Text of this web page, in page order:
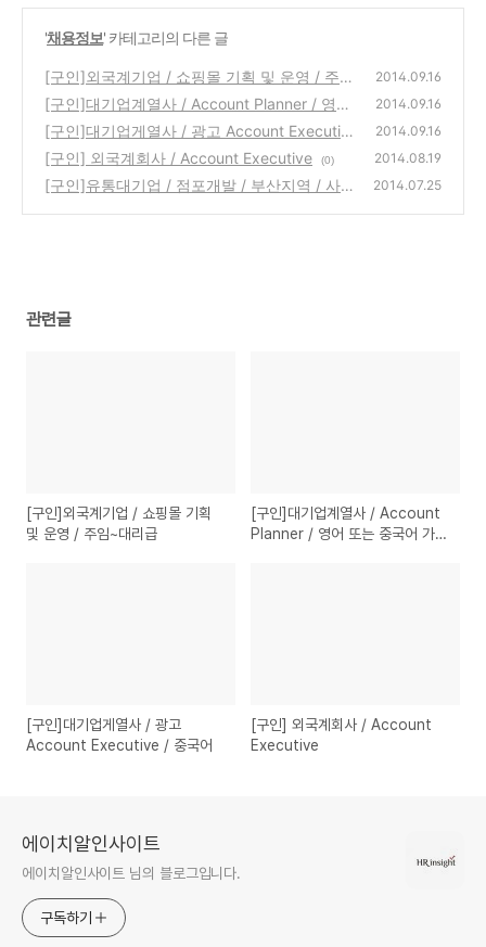
'채용정보' 카테고리의 다른 글
[구인]외국계기업 / 쇼핑몰 기획 및 운영 / 주임
~대리급
(0)
2014.09.16
[구인]대기업계열사 / Account Planner / 영어
또는 중국어 가능자
(0)
2014.09.16
[구인]대기업게열사 / 광고 Account Executiv
e / 중국어
(0)
2014.09.16
[구인] 외국계회사 / Account Executive (0) 2014.08.19
[구인]유통대기업 / 점포개발 / 부산지역 / 사
2014.07.25
관련글
[구인]외국계기업 / 쇼핑몰 기획
및 운영 / 주임~대리급
[구인]대기업계열사 / Account
Planner / 영어 또는 중국어 가능
[구인]대기업게열사 / 광고
Account Executive / 중국어
[구인] 외국계회사 / Account
Executive
에이치알인사이트
에이치알인사이트 님의 블로그입니다.
구독하기